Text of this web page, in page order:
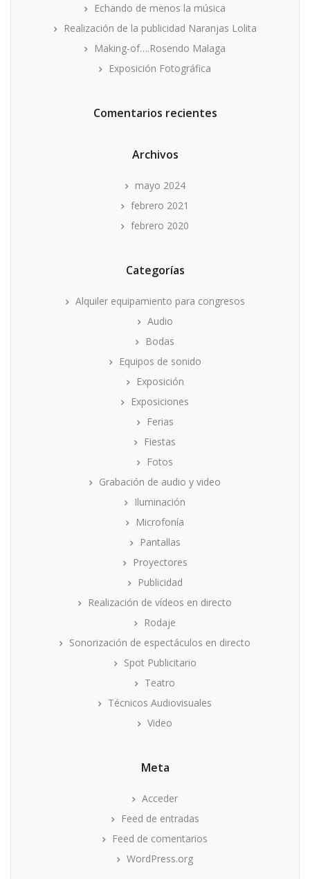
Echando de menos la música
Realización de la publicidad Naranjas Lolita
Making-of….Rosendo Malaga
Exposición Fotográfica
Comentarios recientes
Archivos
mayo 2024
febrero 2021
febrero 2020
Categorías
Alquiler equipamiento para congresos
Audio
Bodas
Equipos de sonido
Exposición
Exposiciones
Ferias
Fiestas
Fotos
Grabación de audio y video
Iluminación
Microfonía
Pantallas
Proyectores
Publicidad
Realización de vídeos en directo
Rodaje
Sonorización de espectáculos en directo
Spot Publicitario
Teatro
Técnicos Audiovisuales
Video
Meta
Acceder
Feed de entradas
Feed de comentarios
WordPress.org